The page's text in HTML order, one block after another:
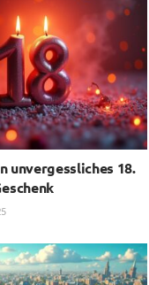
unvergessliches 18.